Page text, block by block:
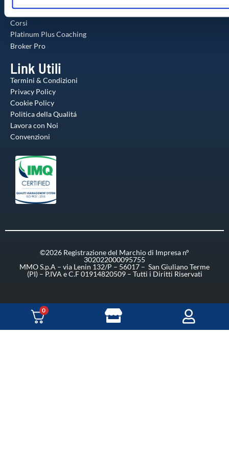
utilizzo dei loro servizi.
Il Metodo
Corsi
Platinum Plus Coaching
Broker Pro
Link Utili
Termini & Condizioni
Privacy Policy
Cookie Policy
Politica della Qualitá
Lavora con Noi
Convenzioni
©2026 Registrazione del Marchio di Impresa n°
302022000095755
MMO S.p.A – via Lenin 132/P – 56017 – San Giuliano Terme
(PI) – P.IVA e C.F 01914820509 – Tutti i Diritti Riservati
0